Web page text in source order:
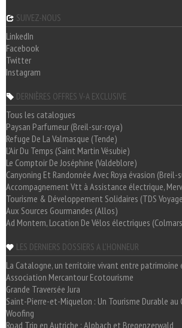
SUIVEZ-NOUS
LinkedIn
Facebook
Twitter
Instagram
DERNIÈRES OFFRES V-A EXCLUSIVE
Tous les catalogues
Paysan Parfumeur (Breil-sur-roya)
Refuge De La Valmasque (Tende)
L'Air Du Temps (Saint Martin Vésubie)
Le Comptoir De Joséphine (Valdeblore)
Canyoning Et Randonnée Avec Roya évasion (Breil-
Accompagnement Vtt à Assistance électrique,
Tourisme & Développement Solidaires (TDS
Aux Sources Gourmandes (Allos)
Ad Montem, Location De Vélos électriques
LES DERNIERS DOSSIERS A L'HONNEUR
La Catalogne, un territoire vivant entre
Association Mercantour Ecotourisme
Grande Traversée Jura
Saint-Pierre-et-Miquelon : Un Tourisme Durable
Woofing
Road Trip en Autriche : Alpbach et Bregenzerwald